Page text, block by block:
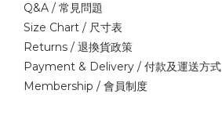
Q&A / 常見問題
Size Chart / 尺寸表
Returns / 退換貨政策
Payment & Delivery / 付款及運送方式
Membership / 會員制度